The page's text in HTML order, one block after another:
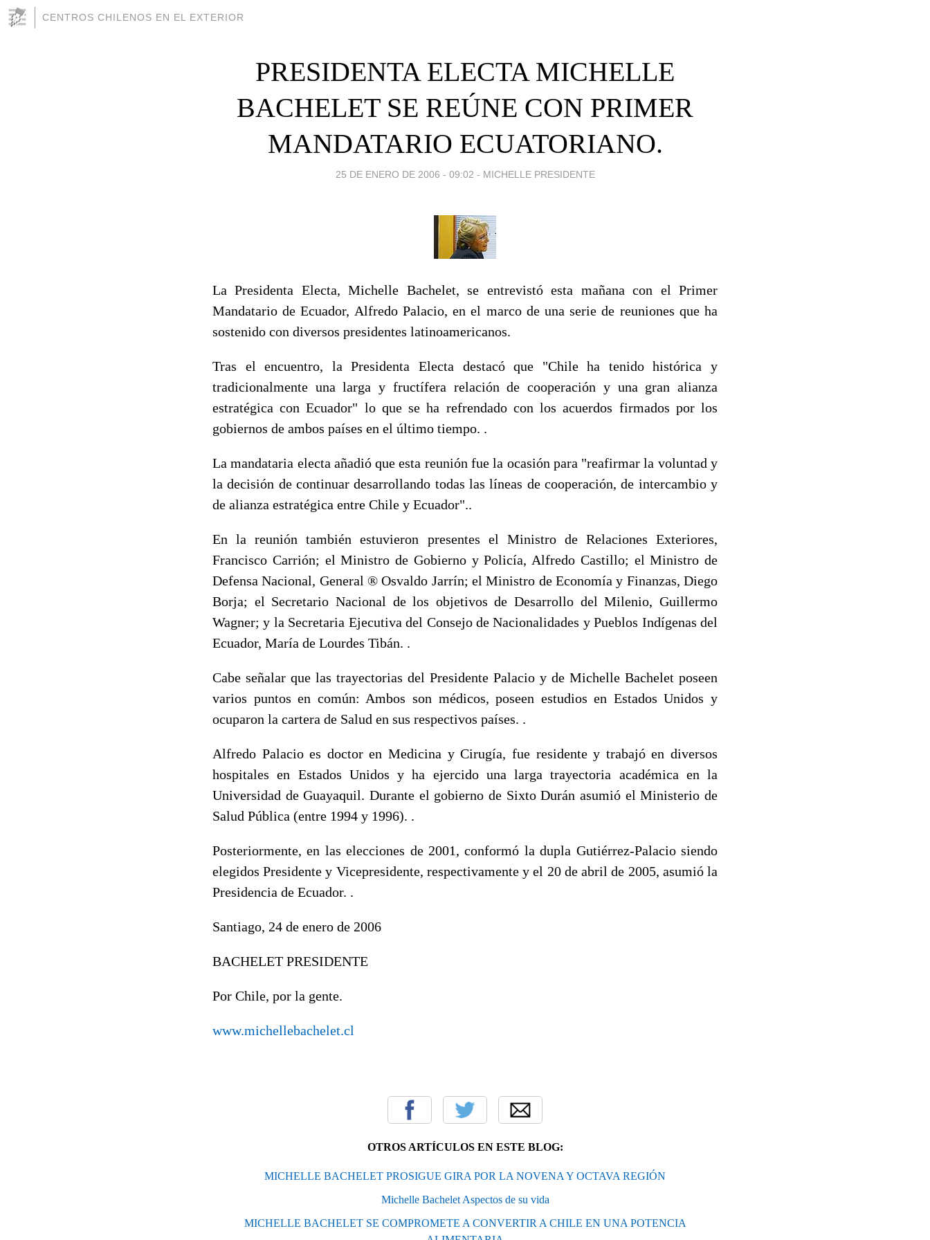
CENTROS CHILENOS EN EL EXTERIOR
PRESIDENTA ELECTA MICHELLE
BACHELET SE REÚNE CON PRIMER
MANDATARIO ECUATORIANO.
25 DE ENERO DE 2006 - 09:02 - MICHELLE PRESIDENTE
La Presidenta Electa, Michelle Bachelet, se entrevistó esta mañana con el Primer
Mandatario de Ecuador, Alfredo Palacio, en el marco de una serie de reuniones que ha
sostenido con diversos presidentes latinoamericanos.
Tras el encuentro, la Presidenta Electa destacó que "Chile ha tenido histórica y
tradicionalmente una larga y fructífera relación de cooperación y una gran alianza
estratégica con Ecuador" lo que se ha refrendado con los acuerdos firmados por los
gobiernos de ambos países en el último tiempo. .
La mandataria electa añadió que esta reunión fue la ocasión para "reafirmar la voluntad y
la decisión de continuar desarrollando todas las líneas de cooperación, de intercambio y
de alianza estratégica entre Chile y Ecuador"..
En la reunión también estuvieron presentes el Ministro de Relaciones Exteriores,
Francisco Carrión; el Ministro de Gobierno y Policía, Alfredo Castillo; el Ministro de
Defensa Nacional, General ® Osvaldo Jarrín; el Ministro de Economía y Finanzas, Diego
Borja; el Secretario Nacional de los objetivos de Desarrollo del Milenio, Guillermo
Wagner; y la Secretaria Ejecutiva del Consejo de Nacionalidades y Pueblos Indígenas del
Ecuador, María de Lourdes Tibán. .
Cabe señalar que las trayectorias del Presidente Palacio y de Michelle Bachelet poseen
varios puntos en común: Ambos son médicos, poseen estudios en Estados Unidos y
ocuparon la cartera de Salud en sus respectivos países. .
Alfredo Palacio es doctor en Medicina y Cirugía, fue residente y trabajó en diversos
hospitales en Estados Unidos y ha ejercido una larga trayectoria académica en la
Universidad de Guayaquil. Durante el gobierno de Sixto Durán asumió el Ministerio de
Salud Pública (entre 1994 y 1996). .
Posteriormente, en las elecciones de 2001, conformó la dupla Gutiérrez-Palacio siendo
elegidos Presidente y Vicepresidente, respectivamente y el 20 de abril de 2005, asumió la
Presidencia de Ecuador. .
Santiago, 24 de enero de 2006
BACHELET PRESIDENTE
Por Chile, por la gente.
www.michellebachelet.cl
OTROS ARTÍCULOS EN ESTE BLOG:
MICHELLE BACHELET PROSIGUE GIRA POR LA NOVENA Y OCTAVA REGIÓN
Michelle Bachelet Aspectos de su vida
MICHELLE BACHELET SE COMPROMETE A CONVERTIR A CHILE EN UNA POTENCIA